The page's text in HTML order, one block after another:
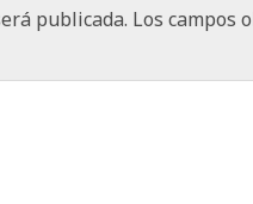
publicada. Los campos